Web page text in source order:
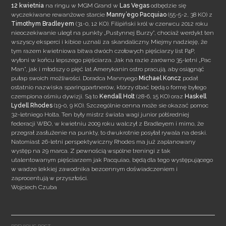
12 kwietnia na ringu w MGM Grand wLas Vegas odbędzie się
wyczekiwane rewanżowe starcieManny’ego Pacquiao (55-5-2, 38 KO) z
Timothym Bradleyem (31-0, 12 KO). Filipiński król w czerwcu 2012 roku
nieoczekiwanie uległ na punkty „Pustynnej Burzy”, chociaż werdykt ten
wszyscy eksperci i kibice uznali za skandaliczny. Miejmy nadzieję, że
tym razem kwietniowa bitwa dwóch czołowych pięściarzy list P4P,
wyłoni w końcu lepszego pięściarza. Jak na razie zarówno 35-letni „Pac
Man”, jak i młodszy o pięć lat Amerykanin ostro pracują, aby osiągnąć
pułap swoich możliwości. Doradca MannyegoMichael Koncz podał
ostatnio nazwiska sparingpartnerów, którzy dbać będą o formę byłego
czempiona ośmiu dywizji. Są toKendall Holt (28-6, 15 KO) orazHaskell
Lydell Rhodes (19-0, 9 KO). Szczególnie cenna może sie okazać pomoc
32-letniego Holta. Ten były mistrz świata wagi junior półśredniej
federacji WBO, w kwietniu 2009 roku walczył z Bradleyem i mimo, że
przegrał zasłużenie na punkty, to dwukrotnie posyłał rywala na deski.
Natomiast 26-letni perspektywiczny Rhodes ma już zaplanowany
występ na 29 marca. Z pewnością wspólne treningi z tak
utalentowanym pięściarzem jak Pacquiao, będą dla tego występującego
w wadze lekkiej zawodnika bezcennym doświadczeniem i
zaprocentują w przyszłości.
Wojciech Czuba
navigation